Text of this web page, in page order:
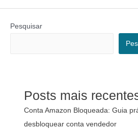
Pesquisar
Posts mais
Conta Amazon Bloqueada: Guia
desbloquear conta vendedor